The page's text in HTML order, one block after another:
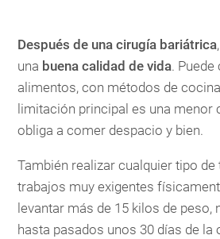
Después de una cirugía bariátrica
una buena calidad de vida.
alimentos, con métodos de
limitación principal es una menor
obliga a comer despacio y bien.
También realizar cualquier tipo de
trabajos muy exigentes
levantar más de 15 kilos de peso,
hasta pasados unos 30 días de la